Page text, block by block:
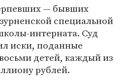
— бывших
специальной
интерната. Суд
иски, поданные
детей, каждый из
рублей.